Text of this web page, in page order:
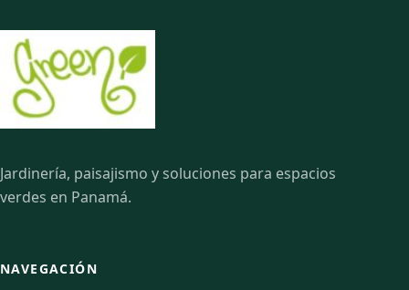
Jardinería, paisajismo y soluciones para espacios
verdes en Panamá.
NAVEGACIÓN